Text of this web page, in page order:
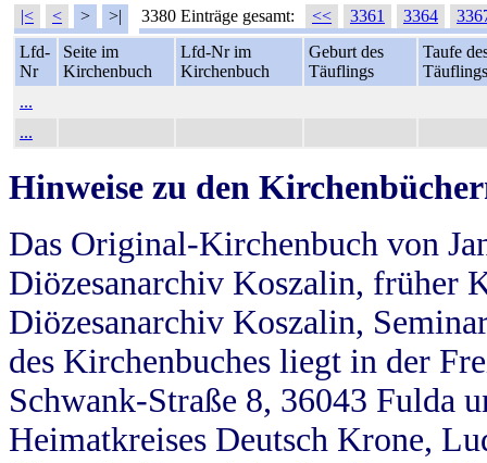
|< < > >| 3380 Einträge gesamt: << 3361 3364
Lfd-
Nr
Seite im
Kirchenbuch
Lfd-Nr im
Kirchenbuch
Geburt des
Täuflings
Taufe
Täuflings
...
...
Hinweise zu den
Das Original-Kirchenbuch von
Diözesanarchiv Koszalin, früher
Diözesanarchiv Koszalin,
des Kirchenbuches liegt in der
Schwank-Straße 8, 36043 Fulda
Heimatkreises Deutsch Krone,